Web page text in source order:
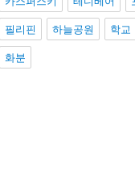
필리핀 하늘공원 학교
화분